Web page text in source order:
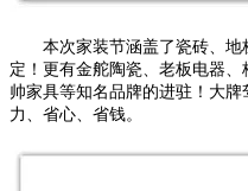
本次家装节涵盖了瓷砖、地
定！更有金舵陶瓷、老板电器
帅家具等知名品牌的进驻！大
力、省心、省钱。